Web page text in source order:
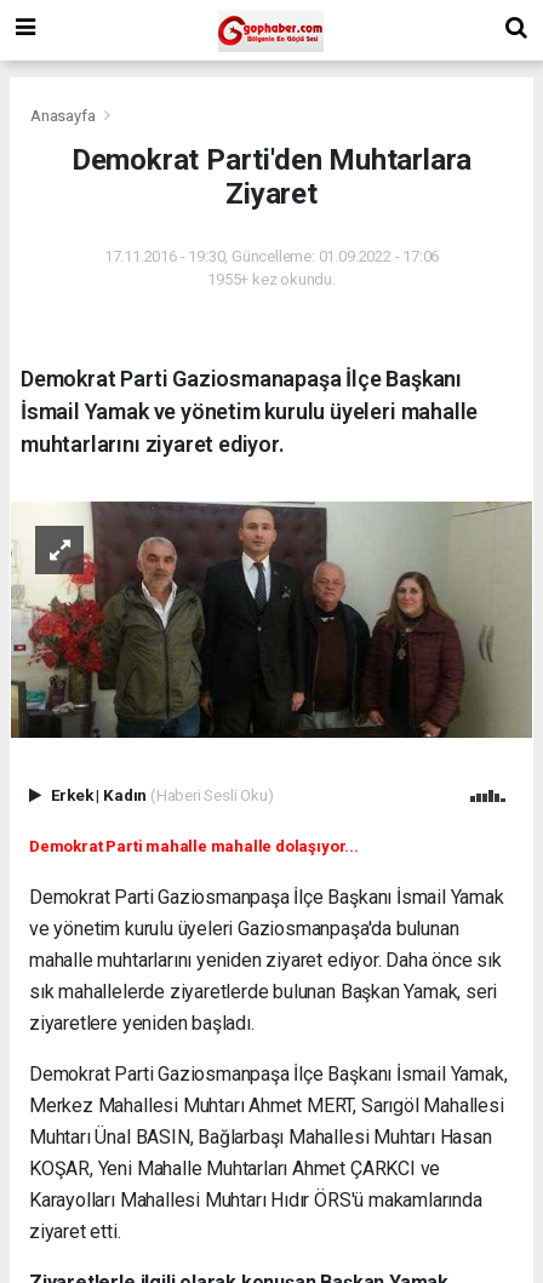
Anasayfa
Demokrat Parti'den Muhtarlara
Ziyaret
17.11.2016 - 19:30, Güncelleme: 01.09.2022 - 17:06
1955+ kez okundu.
Demokrat Parti Gaziosmanapaşa İlçe Başkanı
İsmail Yamak ve yönetim kurulu üyeleri mahalle
muhtarlarını ziyaret ediyor.
Erkek| Kadın (Haberi Sesli Oku)
Demokrat Parti mahalle mahalle dolaşıyor...
Demokrat Parti Gaziosmanpaşa İlçe Başkanı İsmail Yamak
ve yönetim kurulu üyeleri Gaziosmanpaşa'da bulunan
mahalle muhtarlarını yeniden ziyaret ediyor. Daha önce sık
sık mahallelerde ziyaretlerde bulunan Başkan Yamak, seri
ziyaretlere yeniden başladı.
Demokrat Parti Gaziosmanpaşa İlçe Başkanı İsmail Yamak,
Merkez Mahallesi Muhtarı Ahmet MERT, Sarıgöl Mahallesi
Muhtarı Ünal BASIN, Bağlarbaşı Mahallesi Muhtarı Hasan
KOŞAR, Yeni Mahalle Muhtarları Ahmet ÇARKCI ve
Karayolları Mahallesi Muhtarı Hıdır ÖRS'ü makamlarında
ziyaret etti.